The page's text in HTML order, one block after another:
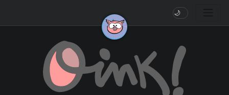
🌙